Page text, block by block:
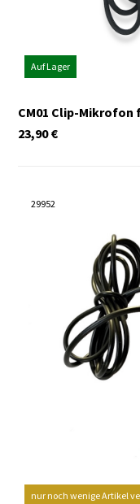
Auf Lager
CM01 Clip-Mikrofon
€
23,90
29952
nur noch wenige Artikel